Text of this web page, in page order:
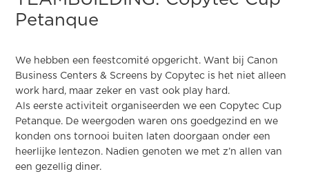
Petanque
We hebben een feestcomité opgericht. Want bij Canon
Business Centers & Screens by Copytec is het niet alleen
work hard, maar zeker en vast ook play hard.
Als eerste activiteit organiseerden we een Copytec Cup
Petanque. De weergoden waren ons goedgezind en we
konden ons tornooi buiten laten doorgaan onder een
heerlijke lentezon. Nadien genoten we met z’n allen van
een gezellig diner.